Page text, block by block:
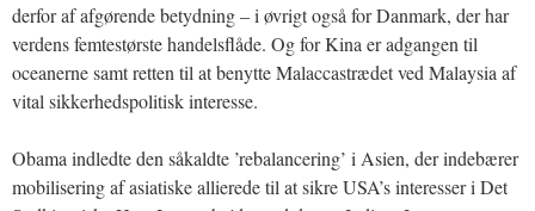
derfor af afgørende betydning – i øvrigt også for Danmark, der har
verdens femtestørste handelsflåde. Og for Kina er adgangen til
oceanerne samt retten til at benytte Malaccastrædet ved Malaysia af
vital sikkerhedspolitisk interesse.
Obama indledte den såkaldte ’rebalancering’ i Asien, der indebærer
mobilisering af asiatiske allierede til at sikre USA’s interesser i Det